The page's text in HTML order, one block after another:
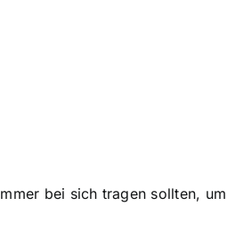
bei sich tragen sollten,